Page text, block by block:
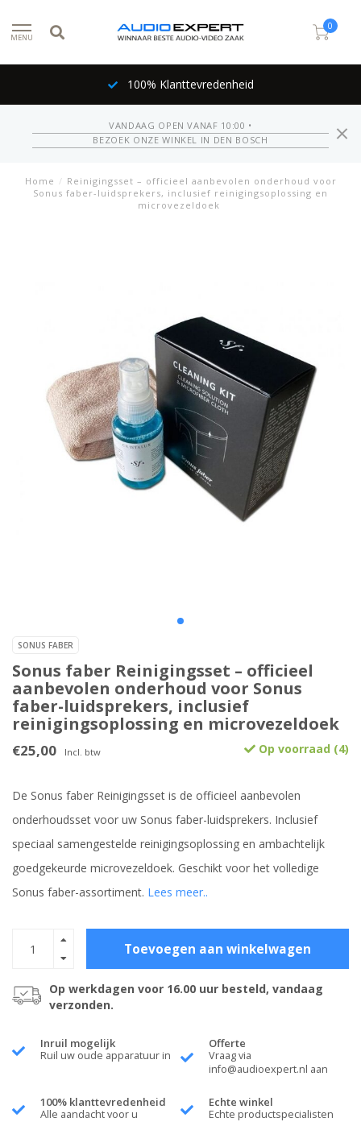
MENU
0
100% Klanttevredenheid
VANDAAG OPEN VANAF 10:00 •
BEZOEK ONZE WINKEL IN DEN BOSCH
Home / Reinigingsset – officieel aanbevolen onderhoud voor
Sonus faber-luidsprekers, inclusief reinigingsoplossing en
microvezeldoek
SONUS FABER
Sonus faber Reinigingsset – officieel
aanbevolen onderhoud voor Sonus
faber-luidsprekers, inclusief
reinigingsoplossing en microvezeldoek
€25,00 Incl. btw Op voorraad (4)
De Sonus faber Reinigingsset is de officieel aanbevolen
onderhoudsset voor uw Sonus faber-luidsprekers. Inclusief
speciaal samengestelde reinigingsoplossing en ambachtelijk
goedgekeurde microvezeldoek. Geschikt voor het volledige
Sonus faber-assortiment. Lees meer..
Toevoegen aan winkelwagen
Op werkdagen voor 16.00 uur besteld, vandaag
verzonden.
Inruil mogelijk
Ruil uw oude apparatuur in
Offerte
Vraag via
info@audioexpert.nl aan
100% klanttevredenheid
Alle aandacht voor u
Echte winkel
Echte productspecialisten